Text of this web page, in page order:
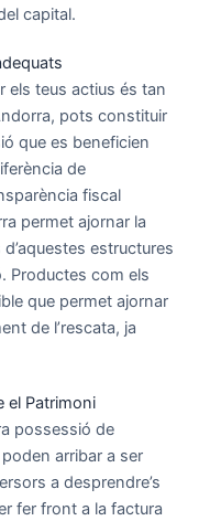
capital.
els teus actius és tan
pots constituir
que es beneficien
de
fiscal
permet ajornar la
estructures
Productes com els
que permet ajornar
de l’rescata, ja
el Patrimoni
possessió de
arribar a ser
a desprendre’s
fer front a la factura